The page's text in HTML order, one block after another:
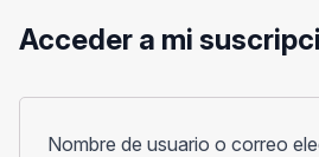
Acceder a mi
Nombre de usuario o correo